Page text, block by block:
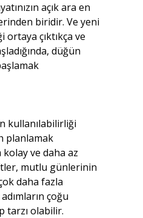
açık ara en
biridir. Ve yeni
ortaya çıktıkça ve
düğün
kullanılabilirliği
planlamak
ve daha az
mutlu günlerinin
daha fazla
çoğu
tarzı olabilir.